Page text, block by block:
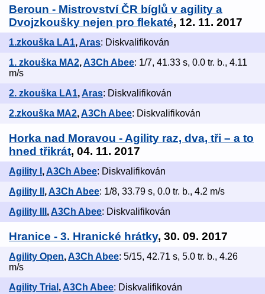
Beroun - Mistrovství ČR bíglů v agility a
Dvojzkoušky nejen pro flekaté, 12. 11. 2017
1.zkouška LA1, Aras: Diskvalifikován
1. zkouška MA2,A3Ch Abee: 1/7, 41.33 s, 0.0 tr. b., 4.11
m/s
2. zkouška LA1, Aras: Diskvalifikován
2.zkouška MA2,A3Ch Abee: Diskvalifikován
Horka nad Moravou - Agility raz, dva, tři – a to
hned třikrát, 04. 11. 2017
Agility I , A3Ch Abee: Diskvalifikován
Agility II ,A3Ch Abee: 1/8, 33.79 s, 0.0 tr. b., 4.2 m/s
Agility III , A3Ch Abee: Diskvalifikován
Hranice - 3. Hranické hrátky, 30. 09. 2017
Agility Open,A3Ch Abee: 5/15, 42.71 s, 5.0 tr. b., 4.26
m/s
Agility Trial , A3Ch Abee: Diskvalifikován